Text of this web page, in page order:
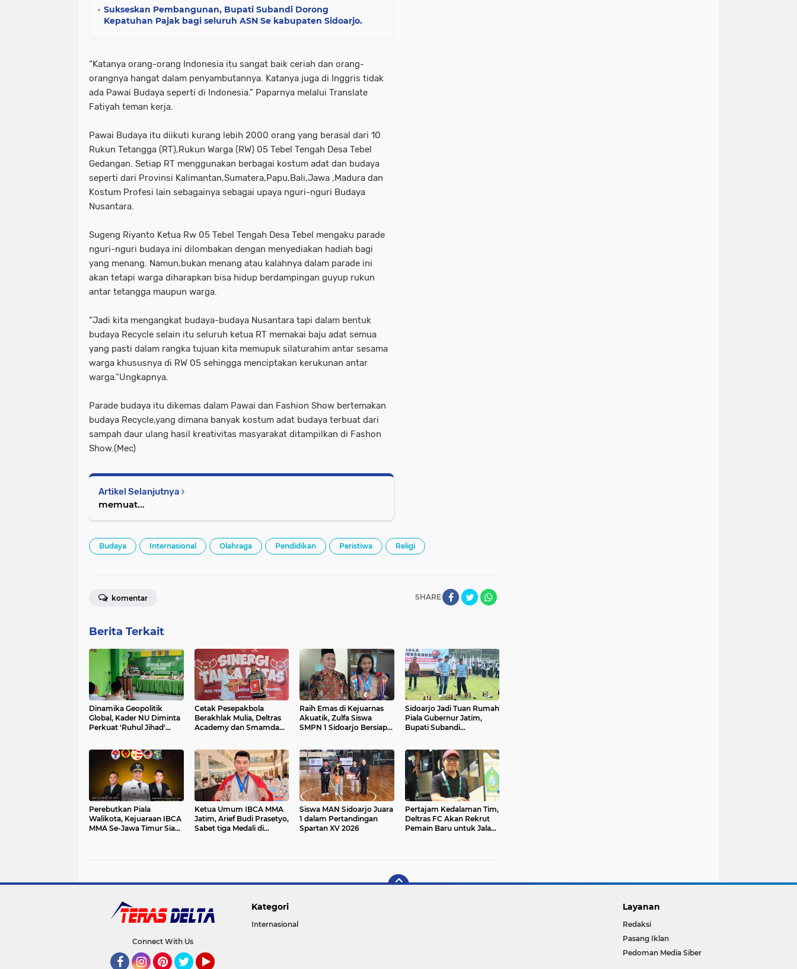
Sukseskan Pembangunan, Bupati Subandi Dorong
Kepatuhan Pajak bagi seluruh ASN Se kabupaten Sidoarjo. ‎
“Katanya orang-orang Indonesia itu sangat baik ceriah dan orang-
orangnya hangat dalam penyambutannya. Katanya juga di Inggris tidak
ada Pawai Budaya seperti di Indonesia.” Paparnya melalui Translate
Fatiyah teman kerja.
Pawai Budaya itu diikuti kurang lebih 2000 orang yang berasal dari 10
Rukun Tetangga (RT),Rukun Warga (RW) 05 Tebel Tengah Desa Tebel
Gedangan. Setiap RT menggunakan berbagai kostum adat dan budaya
seperti dari Provinsi Kalimantan,Sumatera,Papu,Bali,Jawa ,Madura dan
Kostum Profesi lain sebagainya sebagai upaya nguri-nguri Budaya
Nusantara.
Sugeng Riyanto Ketua Rw 05 Tebel Tengah Desa Tebel mengaku parade
nguri-nguri budaya ini dilombakan dengan menyediakan hadiah bagi
yang menang. Namun,bukan menang atau kalahnya dalam parade ini
akan tetapi warga diharapkan bisa hidup berdampingan guyup rukun
antar tetangga maupun warga.
“Jadi kita mengangkat budaya-budaya Nusantara tapi dalam bentuk
budaya Recycle selain itu seluruh ketua RT memakai baju adat semua
yang pasti dalam rangka tujuan kita memupuk silaturahim antar sesama
warga khususnya di RW 05 sehingga menciptakan kerukunan antar
warga.”Ungkapnya.
Parade budaya itu dikemas dalam Pawai dan Fashion Show bertemakan
budaya Recycle,yang dimana banyak kostum adat budaya terbuat dari
sampah daur ulang hasil kreativitas masyarakat ditampilkan di Fashon
Show.(Mec)
Artikel Selanjutnya
memuat...
Budaya Internasional Olahraga Pendidikan Peristiwa Religi
SHARE
komentar
Berita Terkait
Dinamika Geopolitik
Global, Kader NU Diminta
Perkuat 'Ruhul Jihad'
Cetak Pesepakbola
Berakhlak Mulia, Deltras
Academy dan Smamda
Raih Emas di Kejuarnas
Akuatik, Zulfa Siswa
SMPN 1 Sidoarjo Bersiap
Sidoarjo Jadi Tuan Rumah
Piala Gubernur Jatim,
Bupati Subandi
Perebutkan Piala
Walikota, Kejuaraan IBCA
MMA Se-Jawa Timur Siap
Ketua Umum IBCA MMA
Jatim, Arief Budi Prasetyo,
Sabet tiga Medali di
Siswa MAN Sidoarjo Juara
1 dalam Pertandingan
Spartan XV 2026
Pertajam Kedalaman Tim,
Deltras FC Akan Rekrut
Pemain Baru untuk Jalani
Connect With Us
Kategori
Internasional
Layanan
Redaksi
Pasang Iklan
Pedoman Media Siber